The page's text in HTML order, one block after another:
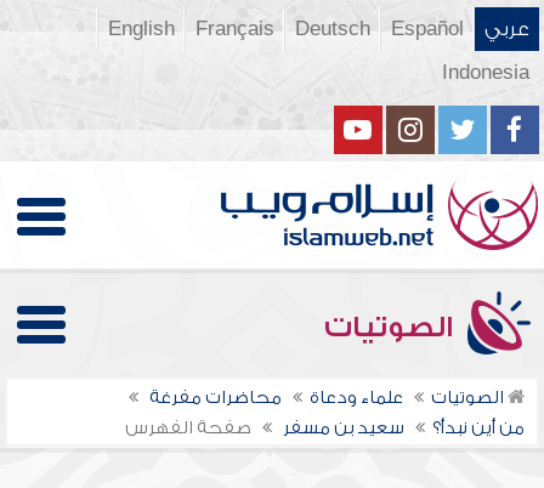
عربي Español
Deutsch
Français
English
Indonesia
الصوتيات
الصوتيات علماء ودعاة
محاضرات مفرغة
من أين نبدأ؟
سعيد بن مسفر صفحة الفهرس